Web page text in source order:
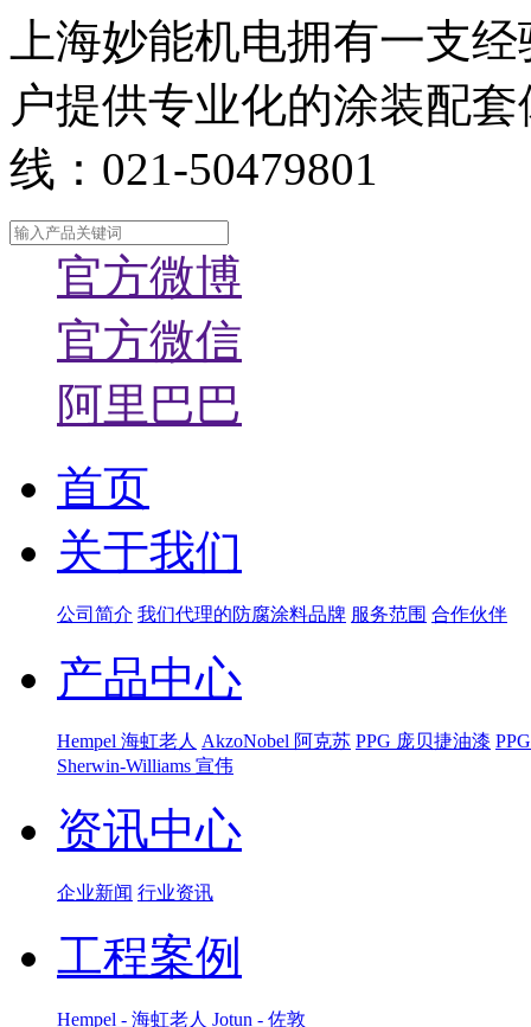
上海妙能机电拥有一支
户提供专业化的涂装配
线：021-50479801
官方微博
官方微信
阿里巴巴
首页
关于我们
公司简介 我们代理的防腐涂料品牌 服务范围 合作伙伴
产品中心
Hempel 海虹老人 AkzoNobel 阿克苏 PPG 庞贝捷油漆
Sherwin-Williams 宣伟
资讯中心
企业新闻 行业资讯
工程案例
Hempel - 海虹老人 Jotun - 佐敦